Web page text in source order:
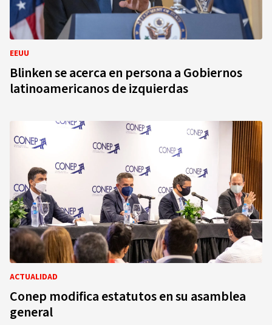
EEUU
Blinken se acerca en persona a Gobiernos
latinoamericanos de izquierdas
ACTUALIDAD
Conep modifica estatutos en su asamblea
general